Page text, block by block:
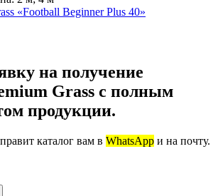
на получение
Grass с полным
продукции.
каталог вам в WhatsApp и на почту.